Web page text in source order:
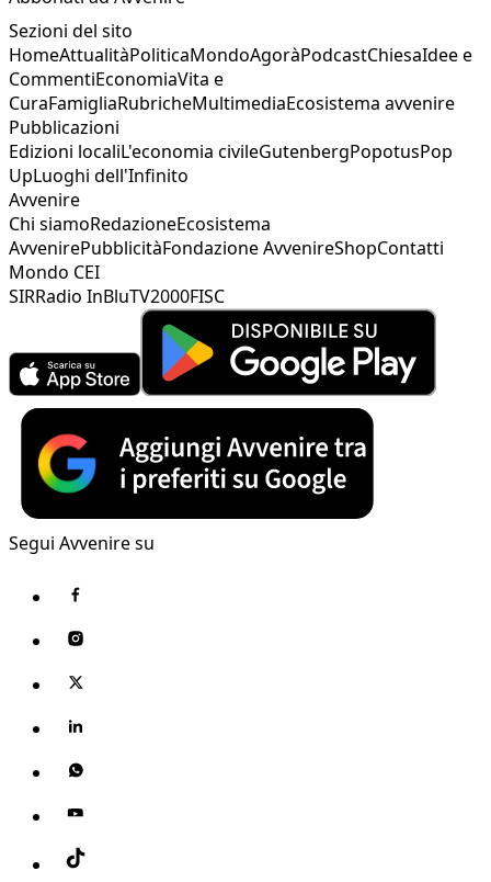
Sezioni del sito
HomeAttualitàPoliticaMondoAgoràPodcastChiesaIdee e
CommentiEconomiaVita e
CuraFamigliaRubricheMultimediaEcosistema avvenire
Pubblicazioni
Edizioni localiL'economia civileGutenbergPopotusPop
UpLuoghi dell'Infinito
Avvenire
Chi siamoRedazioneEcosistema
AvvenirePubblicitàFondazione AvvenireShopContatti
Mondo CEI
SIRRadio InBluTV2000FISC
Segui Avvenire su